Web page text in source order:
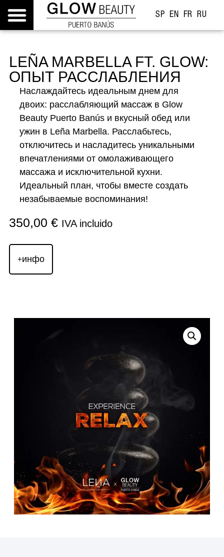
SP EN FR RU
LEÑA MARBELLA FT. GLOW:
ОПЫТ РАССЛАБЛЕНИЯ
Наслаждайтесь идеальным днем ​​для
двоих: расслабляющий массаж в Glow
Beauty Puerto Banús и вкусный обед или
ужин в Leña Marbella. Расслабьтесь,
отключитесь и насладитесь уникальными
впечатлениями от омолаживающего
массажа и исключительной кухни.
Идеальный план, чтобы вместе создать
незабываемые воспоминания!
350,00 € IVA incluido
+инфо